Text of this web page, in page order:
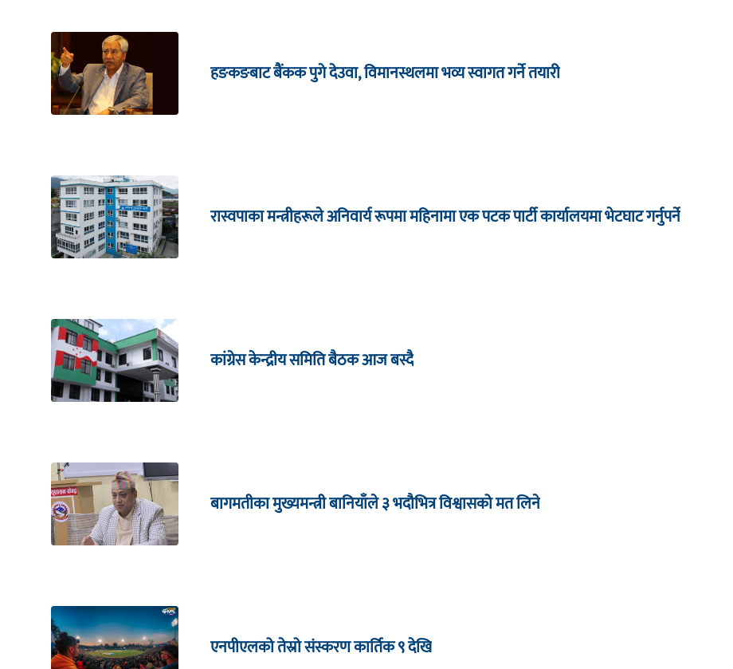
हङकङबाट बैंकक पुगे देउवा, विमानस्थलमा भव्य स्वागत गर्ने तयारी
रास्वपाका मन्त्रीहरूले अनिवार्य रूपमा महिनामा एक पटक पार्टी कार्यालयमा भेटघाट गर्नुपर्ने
कांग्रेस केन्द्रीय समिति बैठक आज बस्दै
बागमतीका मुख्यमन्त्री बानियाँले ३ भदौभित्र विश्वासको मत लिने
एनपीएलको तेस्रो संस्करण कार्तिक ९ देखि